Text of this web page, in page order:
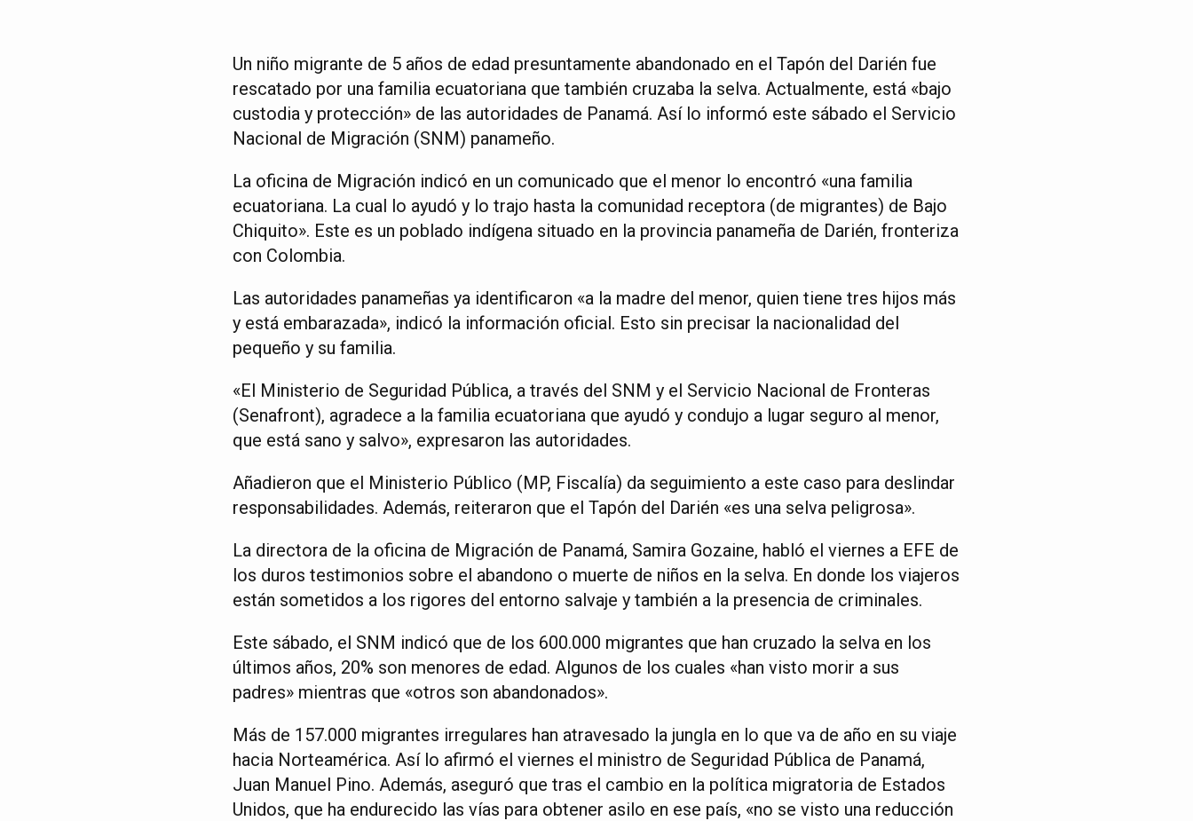
Un niño migrante de 5 años de edad presuntamente abandonado en el Tapón del Darién fue
rescatado por una familia ecuatoriana que también cruzaba la selva. Actualmente, está «bajo
custodia y protección» de las autoridades de Panamá. Así lo informó este sábado el Servicio
Nacional de Migración (SNM) panameño.
La oficina de Migración indicó en un comunicado que el menor lo encontró «una familia
ecuatoriana. La cual lo ayudó y lo trajo hasta la comunidad receptora (de migrantes) de Bajo
Chiquito». Este es un poblado indígena situado en la provincia panameña de Darién, fronteriza
con Colombia.
Las autoridades panameñas ya identificaron «a la madre del menor, quien tiene tres hijos más
y está embarazada», indicó la información oficial. Esto sin precisar la nacionalidad del
pequeño y su familia.
«El Ministerio de Seguridad Pública, a través del SNM y el Servicio Nacional de Fronteras
(Senafront), agradece a la familia ecuatoriana que ayudó y condujo a lugar seguro al menor,
que está sano y salvo», expresaron las autoridades.
Añadieron que el Ministerio Público (MP, Fiscalía) da seguimiento a este caso para deslindar
responsabilidades. Además, reiteraron que el Tapón del Darién «es una selva peligrosa».
La directora de la oficina de Migración de Panamá, Samira Gozaine, habló el viernes a EFE de
los duros testimonios sobre el abandono o muerte de niños en la selva. En donde los viajeros
están sometidos a los rigores del entorno salvaje y también a la presencia de criminales.
Este sábado, el SNM indicó que de los 600.000 migrantes que han cruzado la selva en los
últimos años, 20% son menores de edad. Algunos de los cuales «han visto morir a sus
padres» mientras que «otros son abandonados».
Más de 157.000 migrantes irregulares han atravesado la jungla en lo que va de año en su viaje
hacia Norteamérica. Así lo afirmó el viernes el ministro de Seguridad Pública de Panamá,
Juan Manuel Pino. Además, aseguró que tras el cambio en la política migratoria de Estados
Unidos, que ha endurecido las vías para obtener asilo en ese país, «no se visto una reducción